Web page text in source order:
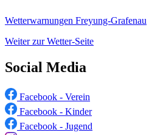
Wetterwarnungen Freyung-Grafenau
Weiter zur Wetter-Seite
Social Media
Facebook - Verein
Facebook - Kinder
Facebook - Jugend